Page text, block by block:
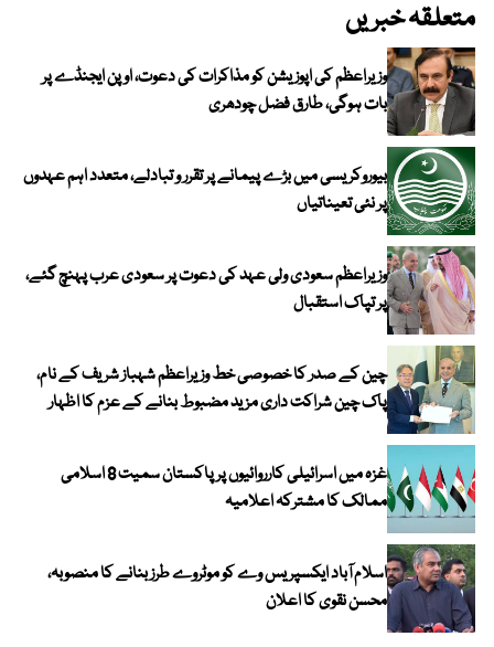
متعلقہ خبریں
وزیراعظم کی اپوزیشن کو مذاکرات کی دعوت، اوپن ایجنڈے پر
بات ہوگی، طارق فضل چودھری
بیوروکریسی میں بڑے پیمانے پر تقرر و تبادلے، متعدد اہم عہدوں
پر نئی تعیناتیاں
وزیراعظم سعودی ولی عہد کی دعوت پر سعودی عرب پہنچ گئے،
پر تپاک استقبال
چین کے صدر کا خصوصی خط وزیراعظم شہباز شریف کے نام،
پاک چین شراکت داری مزید مضبوط بنانے کے عزم کا اظہار
غزہ میں اسرائیلی کارروائیوں پر پاکستان سمیت 8 اسلامی
ممالک کا مشترکہ اعلامیہ
اسلام آباد ایکسپریس وے کو موٹروے طرز بنانے کا منصوبہ،
محسن نقوی کا اعلان